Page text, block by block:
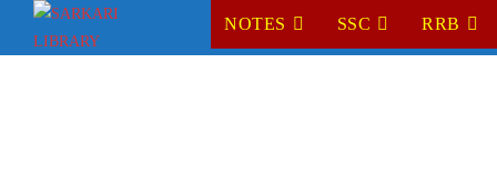
NOTES SSC RRB